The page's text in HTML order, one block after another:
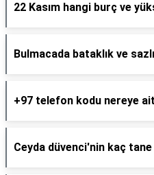
22 Kasım hangi burç ve
Bulmacada bataklık ve
+97 telefon kodu nereye
Ceyda düvenci'nin kaç